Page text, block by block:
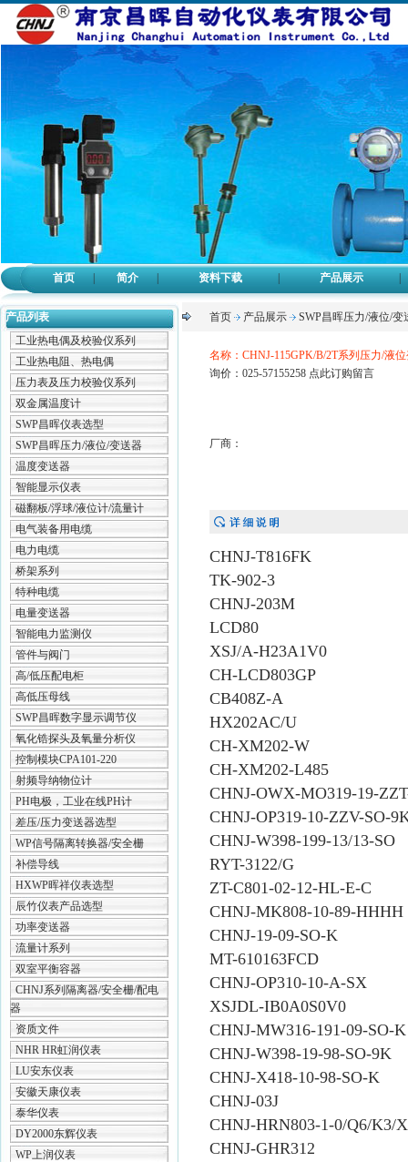
首页 简介 资料下载 产品展示
产品列表
工业热电偶及校验仪系列
工业热电阻、热电偶
压力表及压力校验仪系列
双金属温度计
SWP昌晖仪表选型
SWP昌晖压力/液位/变送器
温度变送器
智能显示仪表
磁翻板/浮球/液位计/流量计
电气装备用电缆
电力电缆
桥架系列
特种电缆
电量变送器
智能电力监测仪
管件与阀门
高/低压配电柜
高低压母线
SWP昌晖数字显示调节仪
氧化锆探头及氧量分析仪
控制模块CPA101-220
射频导纳物位计
PH电极，工业在线PH计
差压/压力变送器选型
WP信号隔离转换器/安全栅
补偿导线
HXWP晖祥仪表选型
辰竹仪表产品选型
功率变送器
流量计系列
双室平衡容器
CHNJ系列隔离器/安全栅/配电
器
资质文件
NHR HR虹润仪表
LU安东仪表
安徽天康仪表
泰华仪表
DY2000东辉仪表
WP上润仪表
首页 产品展示 SWP昌晖压力/液位/变
名称：CHNJ-115GPK/B/2T系列压力/液
询价：025-57155258 点此订购留言
厂商：
CHNJ-T816FK
TK-902-3
CHNJ-203M
LCD80
XSJ/A-H23A1V0
CH-LCD803GP
CB408Z-A
HX202AC/U
CH-XM202-W
CH-XM202-L485
CHNJ-OWX-MO319-19-
CHNJ-OP319-10-ZZV-SO-
CHNJ-W398-199-13/13-SO
RYT-3122/G
ZT-C801-02-12-HL-E-C
CHNJ-MK808-10-89-HHHH
CHNJ-19-09-SO-K
MT-610163FCD
CHNJ-OP310-10-A-SX
XSJDL-IB0A0S0V0
CHNJ-MW316-191-09-SO-K
CHNJ-W398-19-98-SO-9K
CHNJ-X418-10-98-SO-K
CHNJ-03J
CHNJ-HRN803-1-0/Q6/K3/
CHNJ-GHR312